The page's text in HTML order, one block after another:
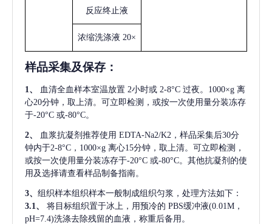
反应终止液
浓缩洗涤液 20×
样品采集及保存 ：
1、 血清全血样本室温放置 2小时或 2-8°C 过夜。1000×g 离
心20分钟，取上清。可立即检测，或按一次使用量分装冻存
于-20°C 或-80°C。
2、 血浆抗凝剂推荐使用 EDTA-Na2/K2，样品采集后30分
钟内于2-8°C，1000×g 离心15分钟，取上清。可立即检测，
或按一次使用量分装冻存于-20°C 或-80°C。其他抗凝剂的使
用及选择请查看样品制备指南。
3、 组织样本组织样本一般制成组织匀浆，处理方法如下：
3.1、
将目标组织置于冰上，用预冷的 PBS缓冲液(0.01M，
pH=7.4)洗涤去除残留的血液，称重后备用。